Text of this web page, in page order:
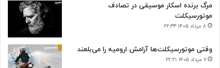
مرگ برنده اسکار موسیقی در تصادف
موتورسیکلت
۸ مرداد ۱۴۰۵ ۲۲:۳۳
وقتی موتورسیکلت‌ها آرامش ارومیه را می‌بلعند
۷ مرداد ۱۴۰۵ ۲۲:۲۱